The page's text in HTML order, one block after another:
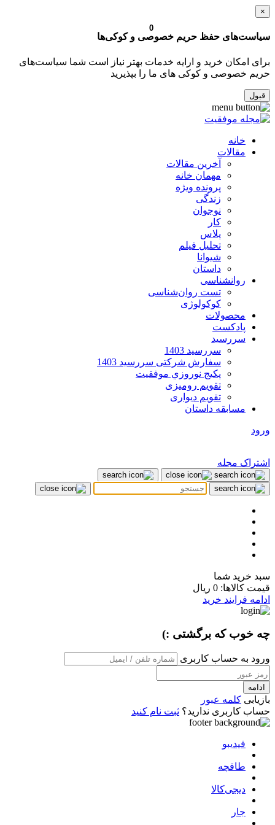
×
سیاست‌های حفظ حریم خصوصی و کوکی‌ها
برای امکان خرید و ارایه خدمات بهتر نیاز است شما سیاست‌های
حریم خصوصی و کوکی های ما را بپذیرید
قبول
خانه
مقالات
آخرین مقالات
مهمان خانه
پرونده ویژه
زندگی
نوجوان
کار
پلاس
تحلیل فیلم
شیوانا
داستان
روانشناسی
تست روان‌شناسی
کوکولوژی
محصولات
پادکست
سررسید
سررسید 1403
سفارش شرکتی سررسید 1403
پکيج نوروزي موفقيت
تقویم رومیزی
تقویم دیواری
مسابقه داستان
ورود
اشتراک مجله
0
سبد خرید شما
قیمت کالاها: 0 ریال
ادامه فرایند خرید
چه خوب که برگشتی :)
ورود به حساب کاربری
ادامه
بازیابی کلمه عبور
حساب کاربری ندارید؟ ثبت نام کنید
فیدیبو
طاقچه
دیجی‌کالا
جار